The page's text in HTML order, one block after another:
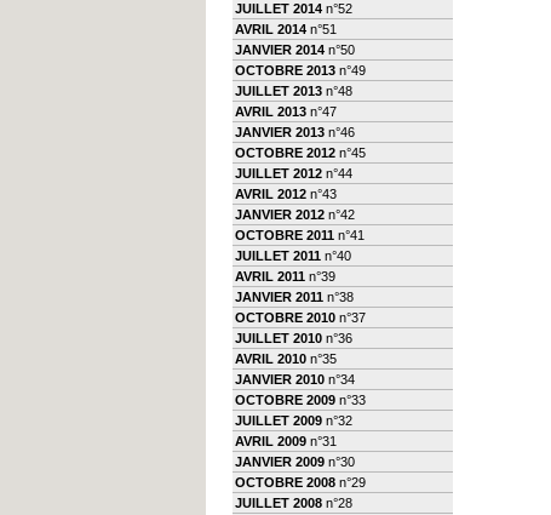
JUILLET 2014 n°52
AVRIL 2014 n°51
JANVIER 2014 n°50
OCTOBRE 2013 n°49
JUILLET 2013 n°48
AVRIL 2013 n°47
JANVIER 2013 n°46
OCTOBRE 2012 n°45
JUILLET 2012 n°44
AVRIL 2012 n°43
JANVIER 2012 n°42
OCTOBRE 2011 n°41
JUILLET 2011 n°40
AVRIL 2011 n°39
JANVIER 2011 n°38
OCTOBRE 2010 n°37
JUILLET 2010 n°36
AVRIL 2010 n°35
JANVIER 2010 n°34
OCTOBRE 2009 n°33
JUILLET 2009 n°32
AVRIL 2009 n°31
JANVIER 2009 n°30
OCTOBRE 2008 n°29
JUILLET 2008 n°28